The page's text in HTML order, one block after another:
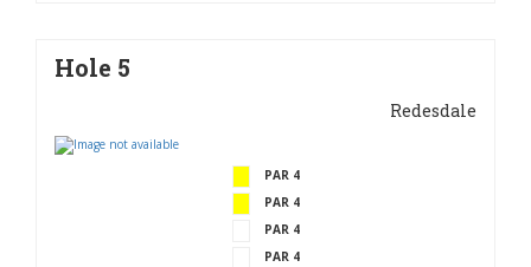
Hole 5
Redesdale
PAR 4
PAR 4
PAR 4
PAR 4